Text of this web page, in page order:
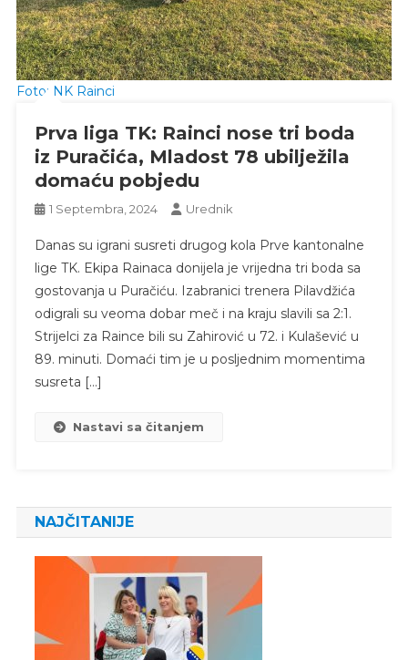
Foto: NK Rainci
Prva liga TK: Rainci nose tri boda
iz Puračića, Mladost 78 ubilježila
domaću pobjedu
1 Septembra, 2024 Urednik
Danas su igrani susreti drugog kola Prve kantonalne
lige TK. Ekipa Rainaca donijela je vrijedna tri boda sa
gostovanja u Puračiću. Izabranici trenera Pilavdžića
odigrali su veoma dobar meč i na kraju slavili sa 2:1.
Strijelci za Raince bili su Zahirović u 72. i Kulašević u
89. minuti. Domaći tim je u posljednim momentima
susreta […]
Nastavi sa čitanjem
NAJČITANIJE